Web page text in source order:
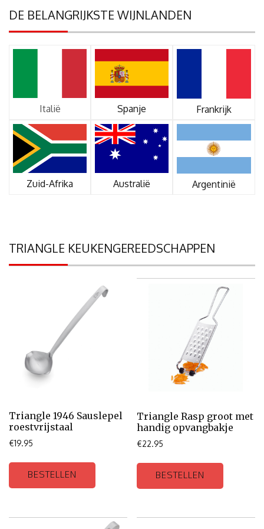
DE BELANGRIJKSTE WIJNLANDEN
Italië Spanje Frankrijk
Zuid-Afrika Australië Argentinië
TRIANGLE KEUKENGEREEDSCHAPPEN
Triangle 1946 Sauslepel
roestvrijstaal
€19.95
BESTELLEN
Triangle Rasp groot met
handig opvangbakje
€22.95
BESTELLEN